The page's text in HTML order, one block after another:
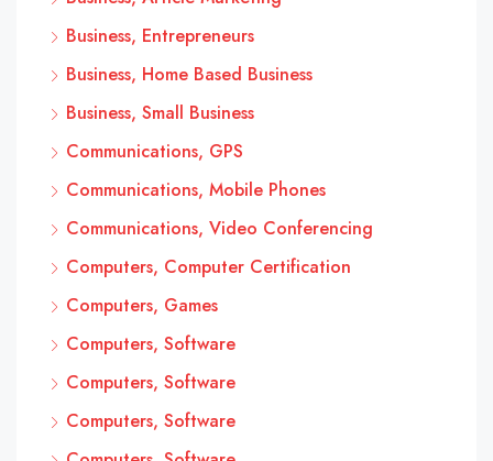
Business, Entrepreneurs
Business, Home Based Business
Business, Small Business
Communications, GPS
Communications, Mobile Phones
Communications, Video Conferencing
Computers, Computer Certification
Computers, Games
Computers, Software
Computers, Software
Computers, Software